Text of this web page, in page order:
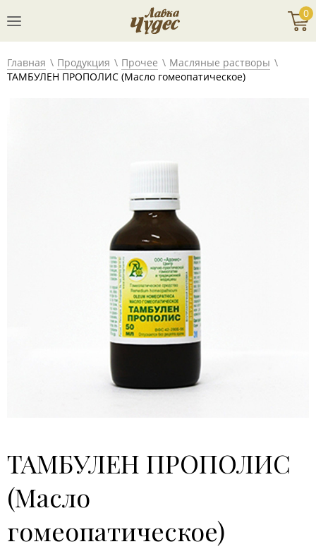
0
Главная Продукция Прочее
Масляные растворы
ТАМБУЛЕН ПРОПОЛИС (Масло гомеопатическое)
ТАМБУЛЕН ПРОПОЛИС
(Масло
гомеопатическое)